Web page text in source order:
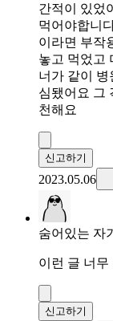
간적이 있었
먹어야합니
이라면 부작
놓고 먹었고
너가 같이
심됐어요 그
천해요
신고하기
2023.05.06
숨어있는 자
이런 글 너무
신고하기